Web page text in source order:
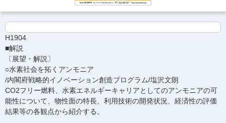
H1904
■解説
〔展望・解説〕
○水素社会を拓くアンモニア
/内閣府戦略的イノベーション創造プログラム/塩沢文朗
CO2フリー燃料、水素エネルギーキャリアとしてのアンモニアの可
能性について、物性面の特長、利用技術の開発状況、経済性の評価
結果等の各観点から紹介する。